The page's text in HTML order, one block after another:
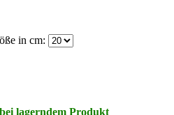
in cm:
lagerndem Produkt